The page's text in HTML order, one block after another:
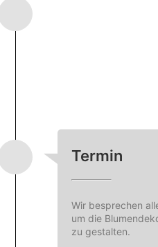
Termin
Wir besprechen
um die
zu gestalten.